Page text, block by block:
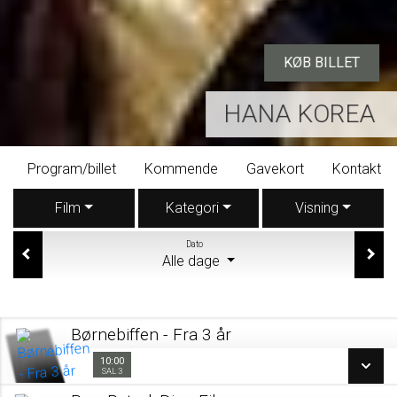
HANA KOREA
KØB BILLET
Program/billet Kommende Gavekort Kontakt
Film Kategori Visning
Dato
Alle dage
Børnebiffen - Fra 3 år
10:00
SAL 3